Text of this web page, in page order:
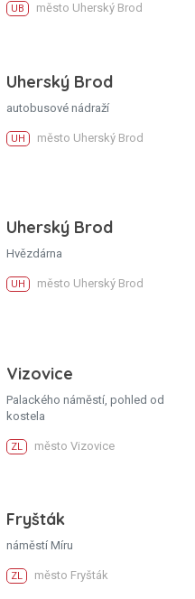
UB město Uherský Brod
Uherský Brod
autobusové nádraží
UH město Uherský Brod
Uherský Brod
Hvězdárna
UH město Uherský Brod
Vizovice
Palackého náměstí, pohled od
kostela
ZL město Vizovice
Fryšták
náměstí Míru
ZL město Fryšták